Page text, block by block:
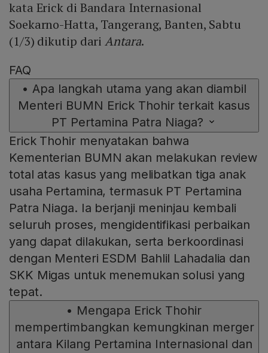
kata Erick di Bandara Internasional
Soekarno-Hatta, Tangerang, Banten, Sabtu
(1/3) dikutip dariAntara.
FAQ
• Apa langkah utama yang akan diambil
Menteri BUMN Erick Thohir terkait kasus
PT Pertamina Patra Niaga?
Erick Thohir menyatakan bahwa
Kementerian BUMN akan melakukan review
total atas kasus yang melibatkan tiga anak
usaha Pertamina, termasuk PT Pertamina
Patra Niaga. Ia berjanji meninjau kembali
seluruh proses, mengidentifikasi perbaikan
yang dapat dilakukan, serta berkoordinasi
dengan Menteri ESDM Bahlil Lahadalia dan
SKK Migas untuk menemukan solusi yang
tepat.
• Mengapa Erick Thohir
mempertimbangkan kemungkinan merger
antara Kilang Pertamina Internasional dan